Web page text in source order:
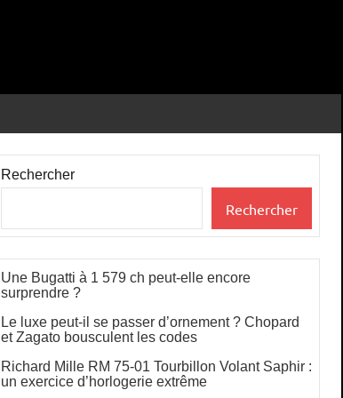
Rechercher
Rechercher
Une Bugatti à 1 579 ch peut-elle encore
surprendre ?
Le luxe peut-il se passer d’ornement ? Chopard
et Zagato bousculent les codes
Richard Mille RM 75-01 Tourbillon Volant Saphir :
un exercice d’horlogerie extrême